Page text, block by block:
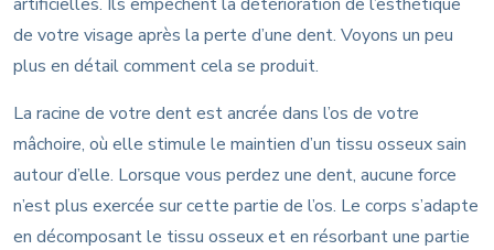
de votre visage après la perte d’une dent. Voyons un peu
plus en détail comment cela se produit.
La racine de votre dent est ancrée dans l’os de votre
mâchoire, où elle stimule le maintien d’un tissu osseux sain
autour d’elle. Lorsque vous perdez une dent, aucune force
n’est plus exercée sur cette partie de l’os. Le corps s’adapte
en décomposant le tissu osseux et en résorbant une partie